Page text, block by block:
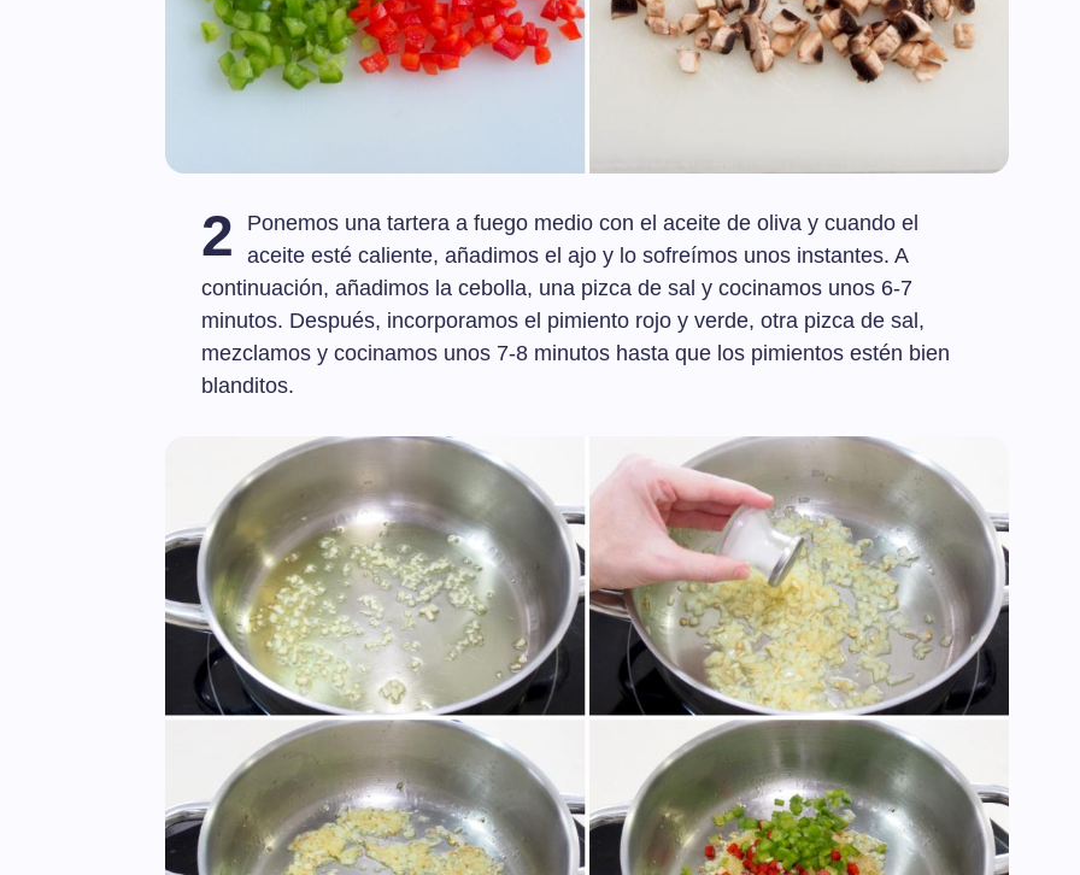
2
Ponemos una tartera a fuego medio con el aceite de oliva y cuando el
aceite esté caliente, añadimos el ajo y lo sofreímos unos instantes. A
continuación, añadimos la cebolla, una pizca de sal y cocinamos unos 6-7
minutos. Después, incorporamos el pimiento rojo y verde, otra pizca de sal,
mezclamos y cocinamos unos 7-8 minutos hasta que los pimientos estén bien
blanditos.